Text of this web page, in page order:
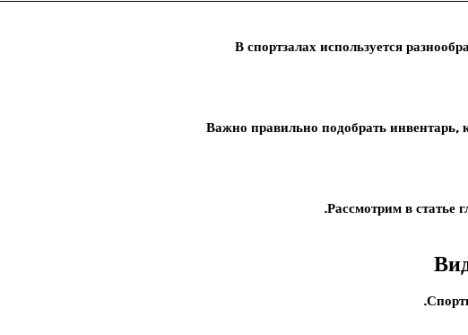
В спортзалах используется
Важно правильно подобрать инвентарь,
Рассмотрим в статье